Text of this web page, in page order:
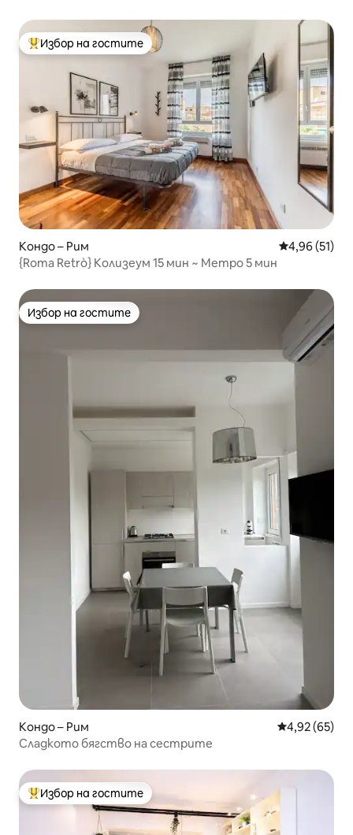
Най-популярен избор на гостите
Избор на гостите
Кондо – Рим Средна
4,96 (51)
{Roma Retrò} Колизеум 15 мин ~ Метро 5 мин
Избор на гостите
Избор на гостите
Кондо – Рим Средна
4,92 (65)
Сладкото бягство на сестрите
Най-популярен избор на гостите
Избор на гостите